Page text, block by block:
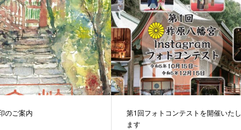
のご案内
第1回フォトコンテストを開催いたし
ます